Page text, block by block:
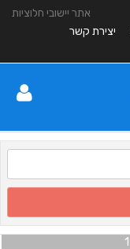
אתר יישובי חלוציות
יצירת קשר